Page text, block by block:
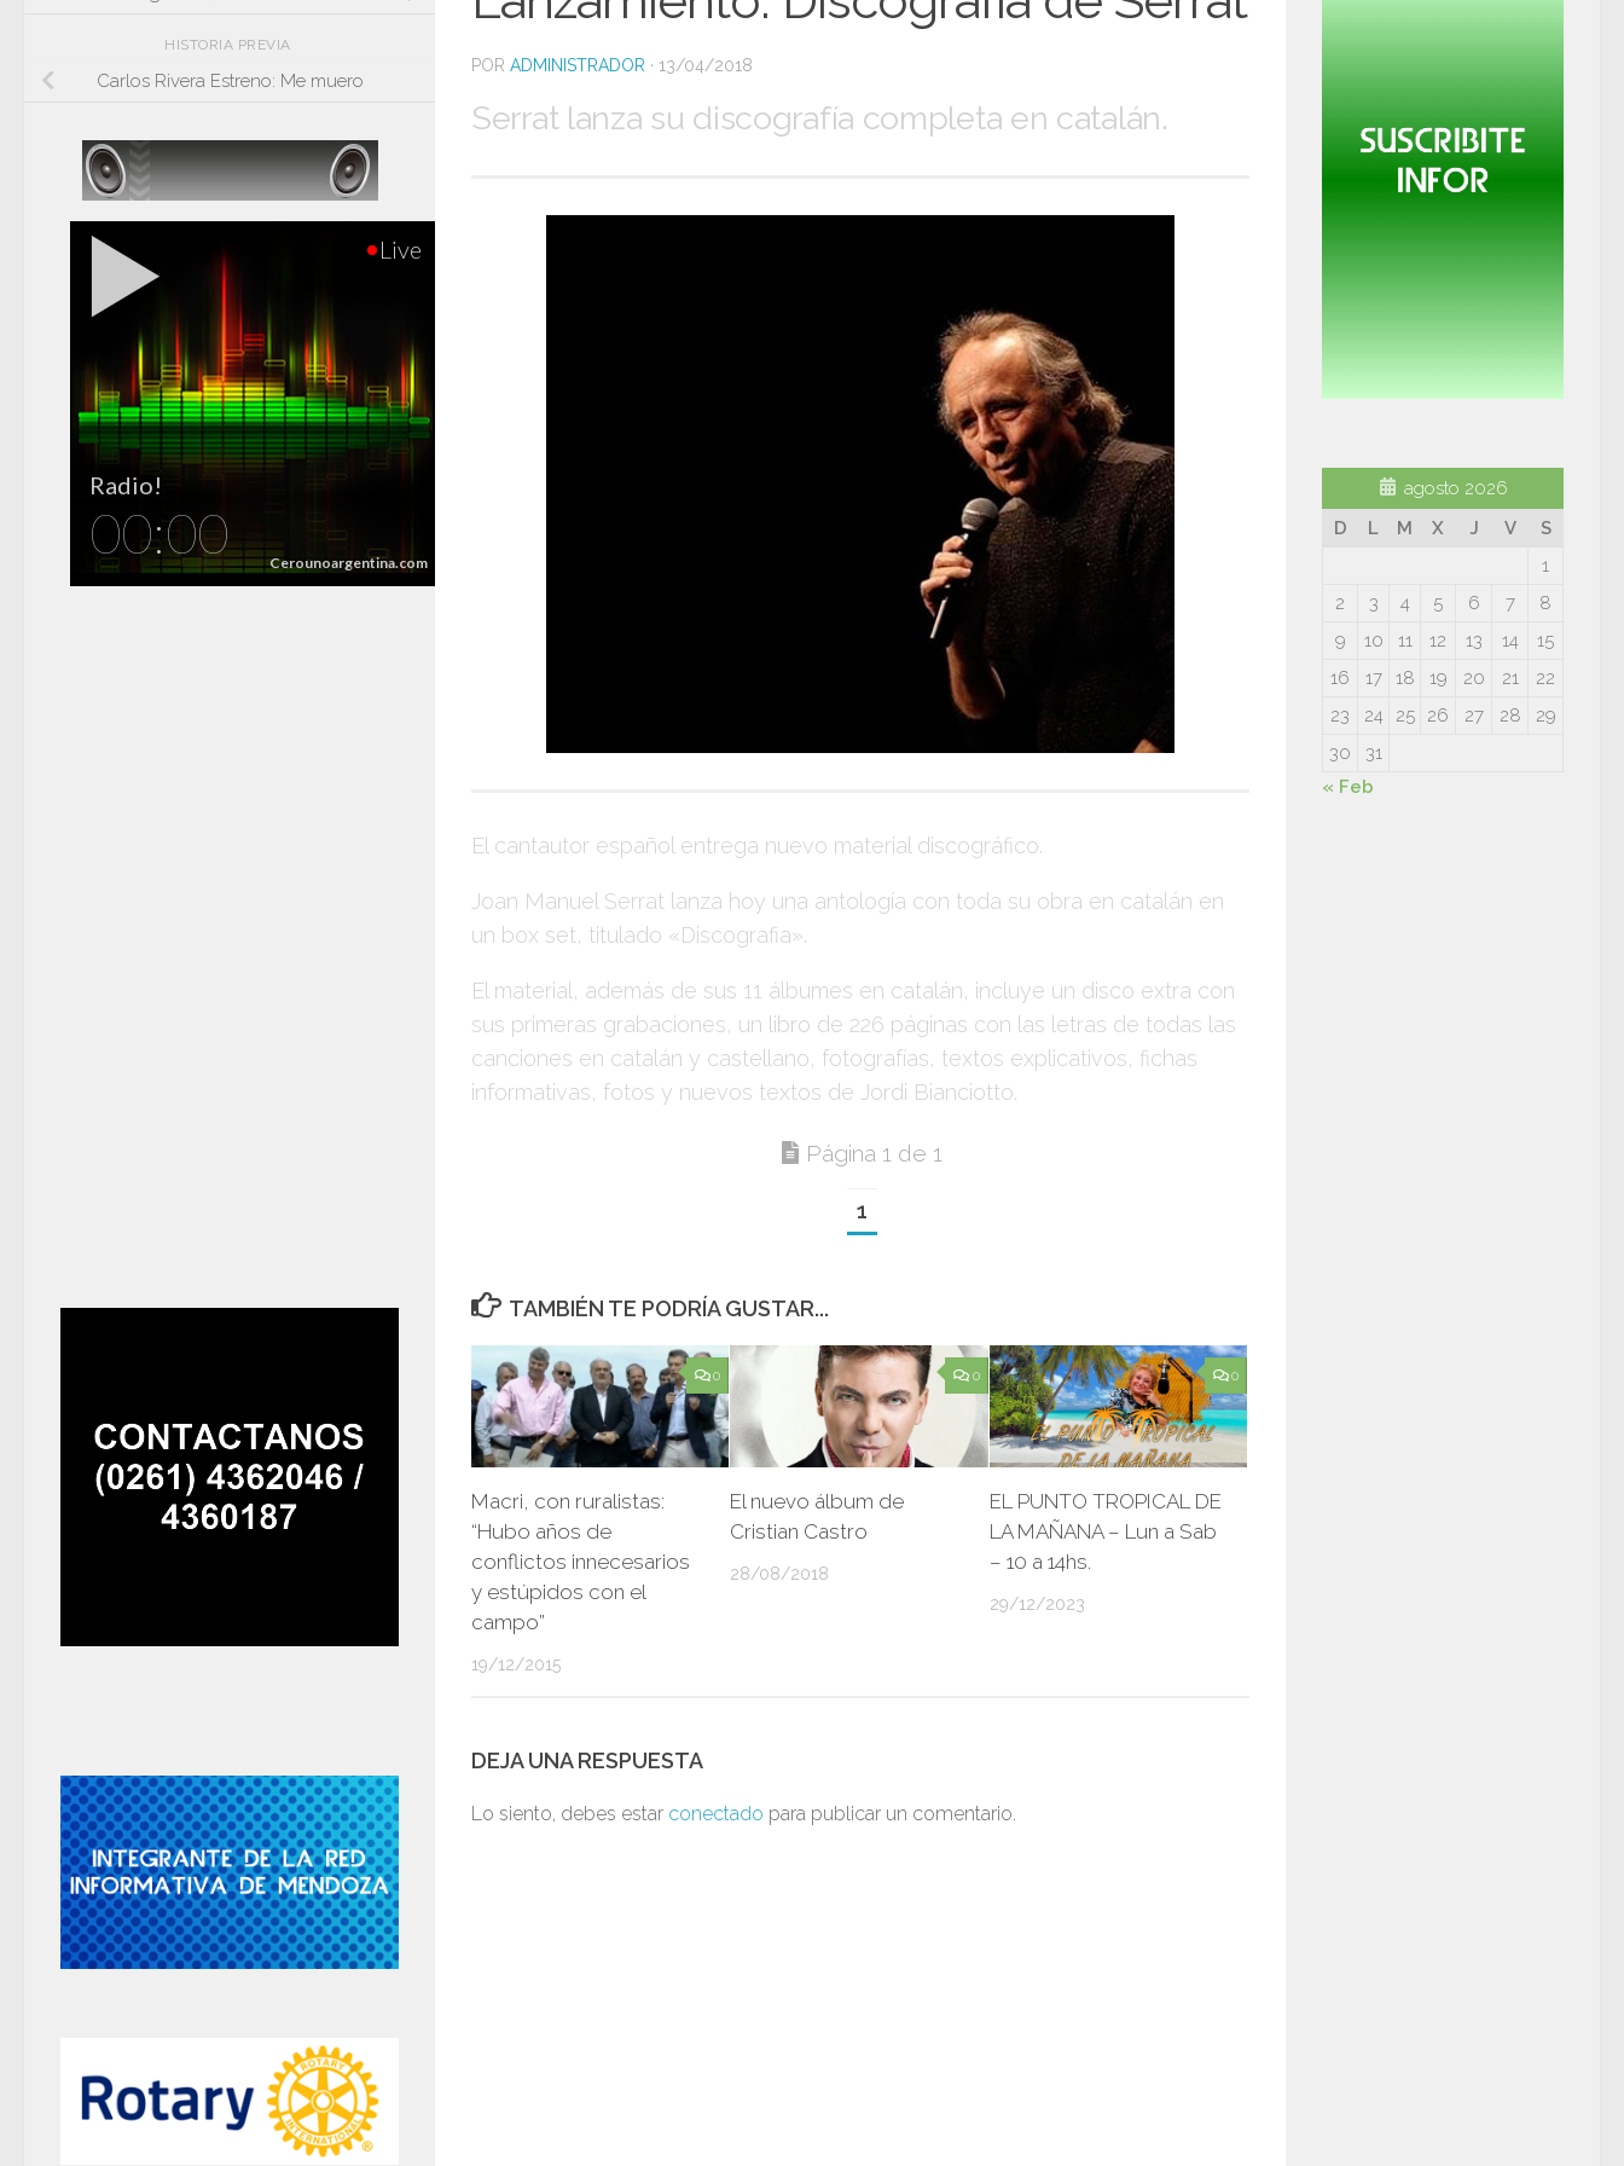
POR ADMINISTRADOR · 13/04/2018
Serrat lanza su discografía completa en catalán.
El cantautor español entrega nuevo material discográfico.
Joan Manuel Serrat lanza hoy una antología con toda su obra en catalán en
un box set, titulado «Discografia».
El material, además de sus 11 álbumes en catalán, incluye un disco extra con
sus primeras grabaciones, un libro de 226 páginas con las letras de todas las
canciones en catalán y castellano, fotografías, textos explicativos, fichas
informativas, fotos y nuevos textos de Jordi Bianciotto.
Página 1 de 1
1
TAMBIÉN TE PODRÍA GUSTAR...
0
Macri, con ruralistas:
“Hubo años de
conflictos innecesarios
y estúpidos con el
campo”
19/12/2015
0
El nuevo álbum de
Cristian Castro
28/08/2018
0
EL PUNTO TROPICAL DE
LA MAÑANA – Lun a Sab
– 10 a 14hs.
29/12/2023
DEJA UNA RESPUESTA
Lo siento, debes estar conectado para publicar un comentario.
HISTORIA PREVIA
Carlos Rivera Estreno: Me muero
agosto 2026
D
L M X J V
S
1
2
3 4 5 6 7
8
9
10 11 12 13 14
15
16
17 18 19 20 21
22
23
24 25 26 27 28
29
30
31
« Feb